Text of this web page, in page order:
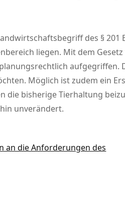
des § 201
liegen. Mit dem
aufgegriffen.
Möglich ist zudem ein
die bisherige Tierhaltung
unverändert.
an die Anforderungen des